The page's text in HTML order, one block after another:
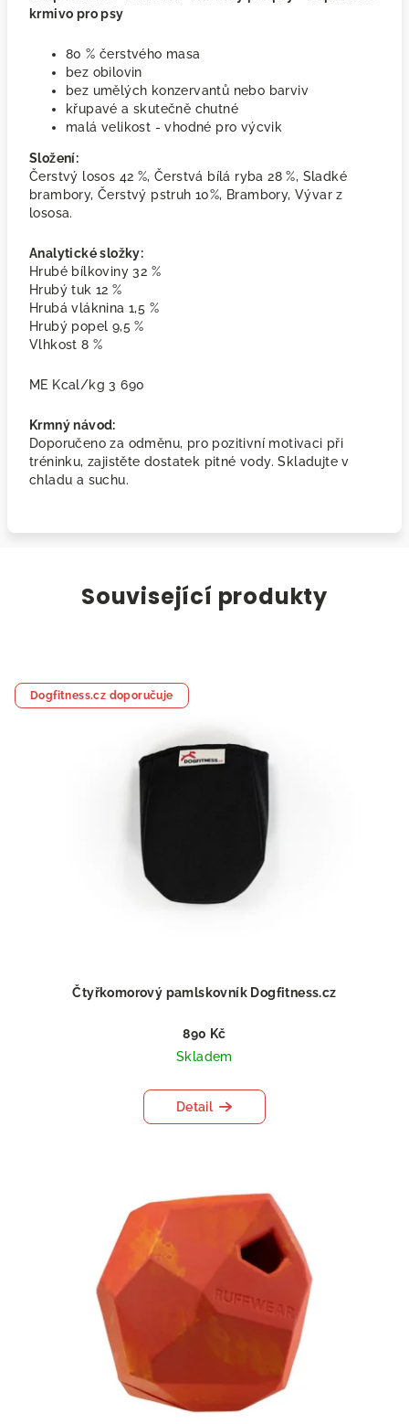
krmivo pro psy
80 % čerstvého masa
bez obilovin
bez umělých konzervantů nebo barviv
křupavé a skutečně chutné
malá velikost - vhodné pro výcvik
Složení:
Čerstvý losos 42 %, Čerstvá bílá ryba 28 %, Sladké
brambory, Čerstvý pstruh 10%, Brambory, Vývar z
lososa.
Analytické složky:
Hrubé bílkoviny 32 %
Hrubý tuk 12 %
Hrubá vláknina 1,5 %
Hrubý popel 9,5 %
Vlhkost 8 %
ME Kcal/kg 3 690
Krmný návod:
Doporučeno za odměnu, pro pozitivní motivaci při
tréninku, zajistěte dostatek pitné vody. Skladujte v
chladu a suchu.
Související produkty
Dogfitness.cz doporučuje
Čtyřkomorový pamlskovník Dogfitness.cz
890 Kč
Skladem
Detail